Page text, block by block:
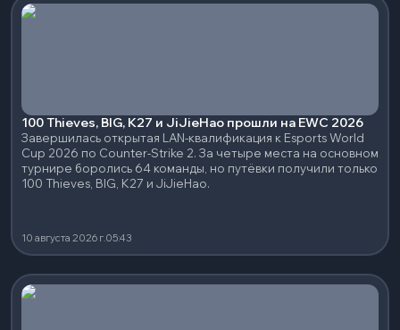
100 Thieves, BIG, K27 и JiJieHao прошли на EWC 2026
Завершилась открытая LAN-квалификация к Esports World
Cup 2026 по Counter-Strike 2. За четыре места на основном
турнире боролись 64 команды, но путёвки получили только
100 Thieves, BIG, K27 и JiJieHao.
10 августа 2026 г.05:43